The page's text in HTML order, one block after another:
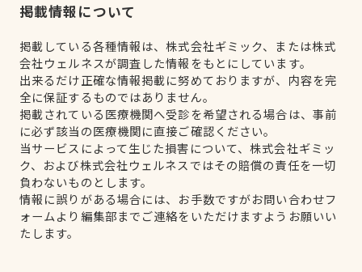
掲載情報について
掲載している各種情報は、株式会社ギミック、または株式
会社ウェルネスが調査した情報をもとにしています。
出来るだけ正確な情報掲載に努めておりますが、内容を完
全に保証するものではありません。
掲載されている医療機関へ受診を希望される場合は、事前
に必ず該当の医療機関に直接ご確認ください。
当サービスによって生じた損害について、株式会社ギミッ
ク、および株式会社ウェルネスではその賠償の責任を一切
負わないものとします。
情報に誤りがある場合には、お手数ですがお問い合わせフ
ォームより編集部までご連絡をいただけますようお願いい
たします。